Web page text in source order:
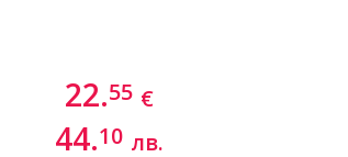
22.55 €
44.10 лв.